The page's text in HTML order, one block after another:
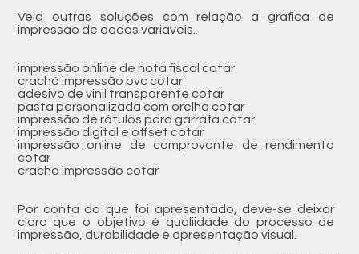
Veja outras soluções com relação a gráfica de
impressão de dados variáveis.
impressão online de nota fiscal cotar
crachá impressão pvc cotar
adesivo de vinil transparente cotar
pasta personalizada com orelha cotar
impressão de rótulos para garrafa cotar
impressão digital e offset cotar
impressão online de comprovante de rendimento
cotar
crachá impressão cotar
Por conta do que foi apresentado, deve-se deixar
claro que o objetivo é qualiidade do processo de
impressão, durabilidade e apresentação visual.